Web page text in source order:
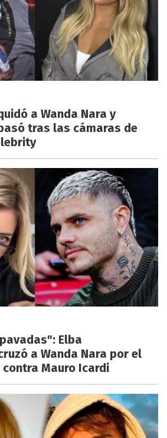
a Wanda Nara y
tras las cámaras de
Elba
a Wanda Nara por el
Mauro Icardi